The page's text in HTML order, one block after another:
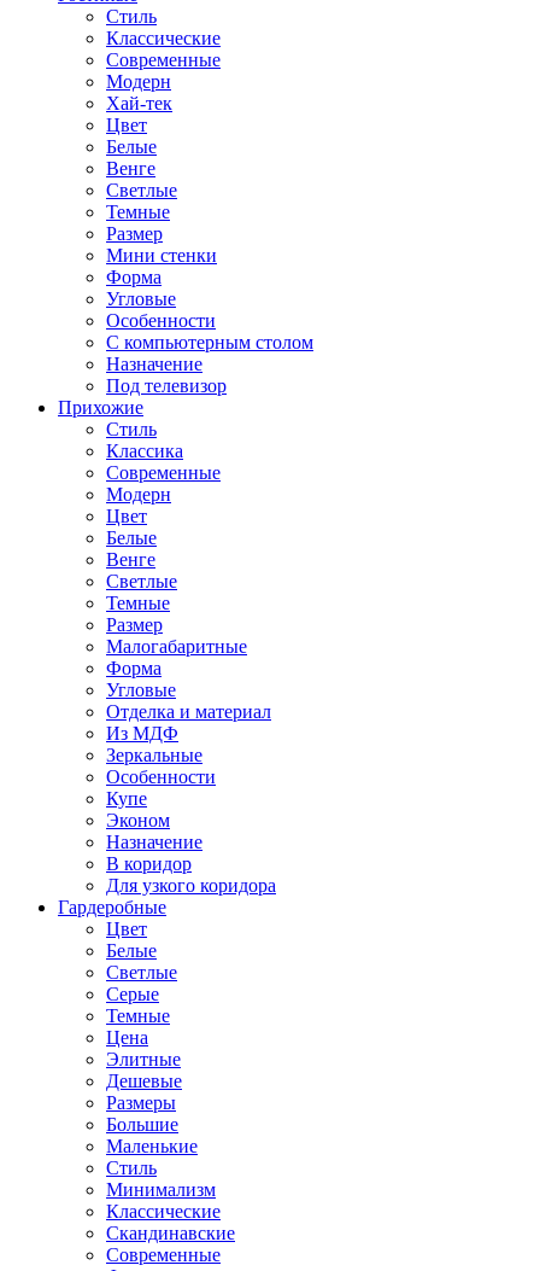
Стиль
Классические
Современные
Модерн
Хай-тек
Цвет
Белые
Венге
Светлые
Темные
Размер
Мини стенки
Форма
Угловые
Особенности
С компьютерным столом
Назначение
Под телевизор
Прихожие
Стиль
Классика
Современные
Модерн
Цвет
Белые
Венге
Светлые
Темные
Размер
Малогабаритные
Форма
Угловые
Отделка и материал
Из МДФ
Зеркальные
Особенности
Купе
Эконом
Назначение
В коридор
Для узкого коридора
Гардеробные
Цвет
Белые
Светлые
Серые
Темные
Цена
Элитные
Дешевые
Размеры
Большие
Маленькие
Стиль
Минимализм
Классические
Скандинавские
Современные